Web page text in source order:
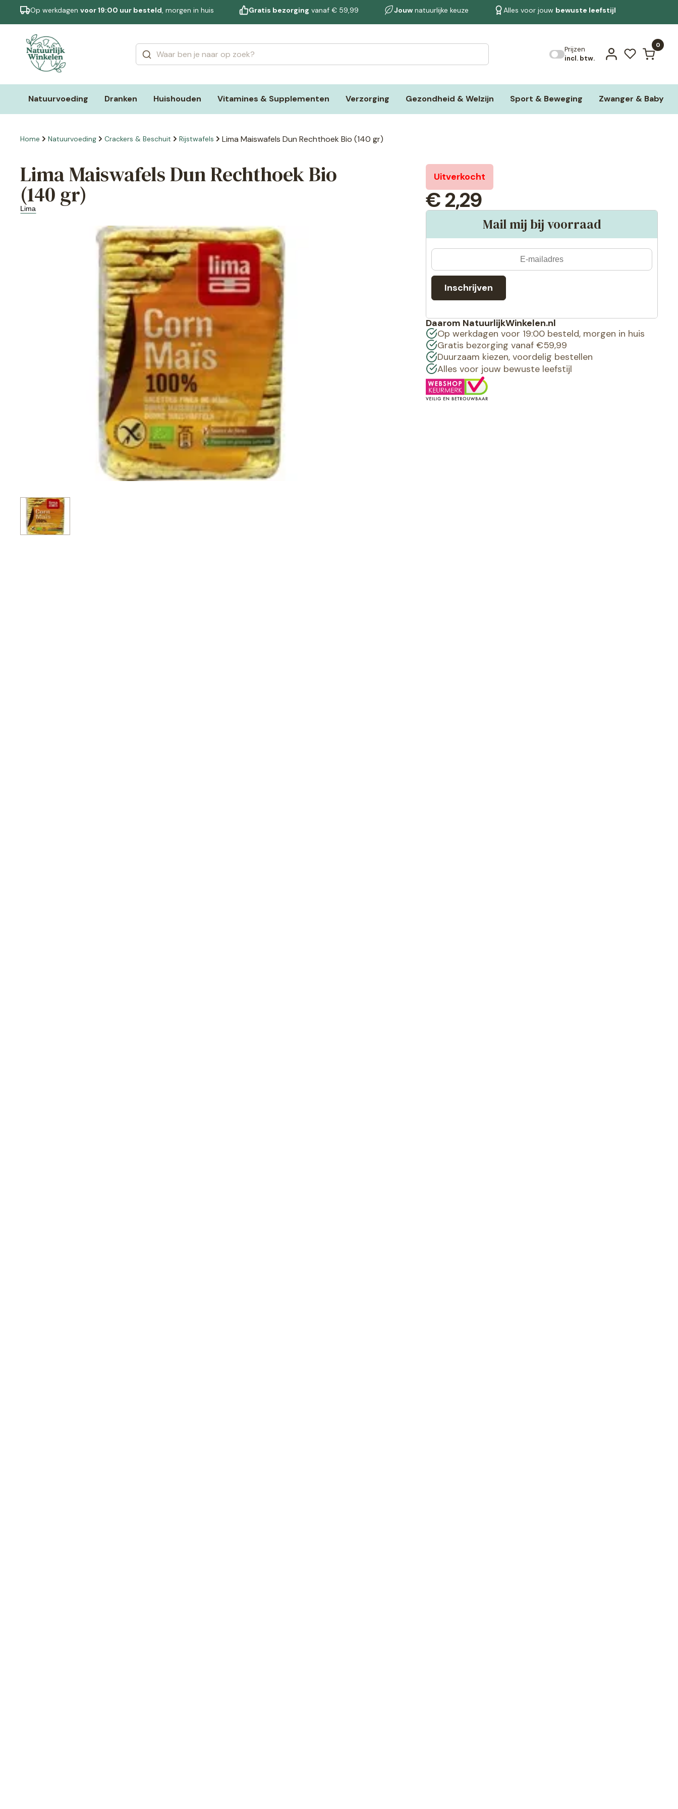
Op werkdagen voor 19:00 uur besteld, morgen in huis Gratis bezorging vanaf € 59,99 Jouwnatuurlijke keuze Alles voor jouw bewuste leefstijl
Prijzen
incl. btw.
0
Natuurvoeding Dranken Huishouden Vitamines & Supplementen Verzorging Gezondheid & Welzijn Sport & Beweging Zwanger & Baby
Bekijk alle resultaten
Home Natuurvoeding Crackers & Beschuit Rijstwafels Lima Maiswafels Dun Rechthoek Bio (140 gr)
Lima Maiswafels Dun Rechthoek Bio
(140 gr)
Lima
Uitverkocht
€2,29
Mail mij bij voorraad
Inschrijven
Daarom NatuurlijkWinkelen.nl
Op werkdagen voor 19:00 besteld, morgen in huis
Gratis bezorging vanaf €59,99
Duurzaam kiezen, voordelig bestellen
Alles voor jouw bewuste leefstijl